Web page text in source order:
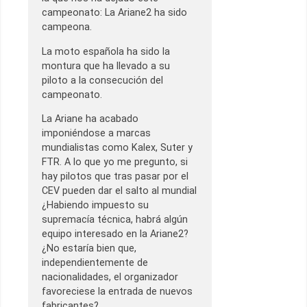
campeonato: La Ariane2 ha sido
campeona.
La moto española ha sido la
montura que ha llevado a su
piloto a la consecución del
campeonato.
La Ariane ha acabado
imponiéndose a marcas
mundialistas como Kalex, Suter y
FTR. A lo que yo me pregunto, si
hay pilotos que tras pasar por el
CEV pueden dar el salto al mundial
¿Habiendo impuesto su
supremacía técnica, habrá algún
equipo interesado en la Ariane2?
¿No estaría bien que,
independientemente de
nacionalidades, el organizador
favoreciese la entrada de nuevos